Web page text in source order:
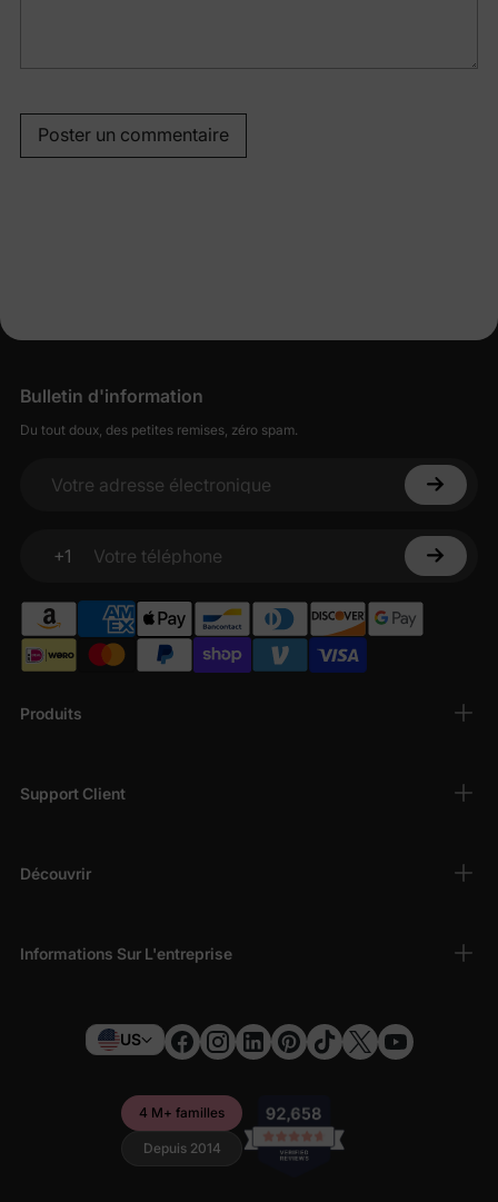
Poster un commentaire
Produits
Support Client
Découvrir
Informations Sur L'entreprise
Bulletin d'information
Du tout doux, des petites remises, zéro spam.
Votre adresse électronique
+1
Votre téléphone
US
4 M+ familles
Depuis 2014